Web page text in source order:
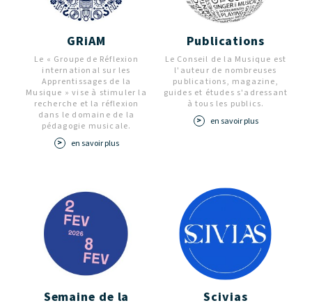
GRiAM
Le « Groupe de Réflexion
international sur les
Apprentissages de la
Musique » vise à stimuler la
recherche et la réflexion
dans le domaine de la
pédagogie musicale.
en savoir plus
Publications
Le Conseil de la Musique est
l'auteur de nombreuses
publications, magazine,
guides et études s'adressant
à tous les publics.
en savoir plus
Semaine de la
Scivias